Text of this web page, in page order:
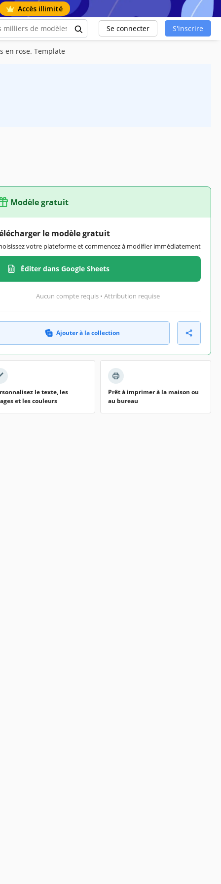
Accès illimité
Se connecter S'inscrire
en rose. Template
Modèle gratuit
le modèle gratuit
votre plateforme et commencez à modifier immédiatement
Éditer dans Google Sheets
Aucun compte requis • Attribution requise
Ajouter à la collection
le texte, les
et les couleurs
Prêt à imprimer à la maison ou
au bureau